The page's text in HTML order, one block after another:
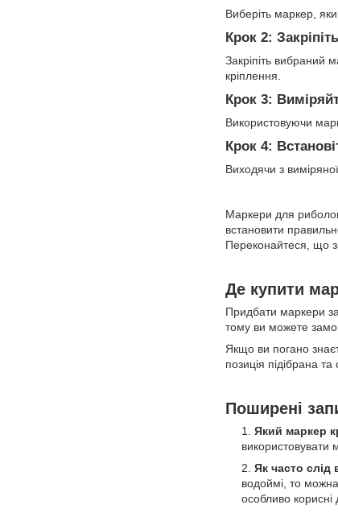
Виберіть маркер,
Крок 2:
Закріпіть вибраний
кріплення.
Крок 3:
Використовуючи
Крок 4:
Виходячи з
Маркери для
встановити
Переконайтеся, що
Де купити
Придбати маркери
тому ви можете
Якщо ви погано
позиція підібрана
Поширені
Який маркер
використовувати
Як часто
водоймі, то
особливо